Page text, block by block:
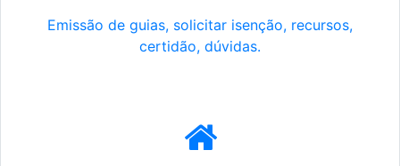
Emissão de guias, solicitar isenção, recursos,
certidão, dúvidas.